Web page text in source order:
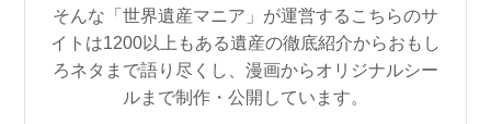
そんな「世界遺産マニア」が運営するこちらのサ
イトは1200以上もある遺産の徹底紹介からおもし
ろネタまで語り尽くし、漫画からオリジナルシー
ルまで制作・公開しています。